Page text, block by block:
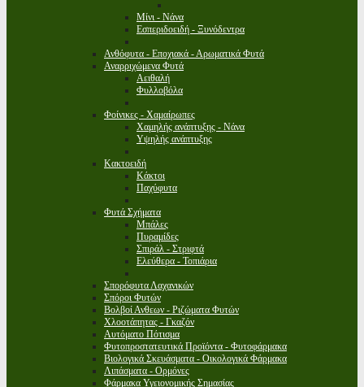
Μίνι - Νάνα
Εσπεριδοειδή - Ξυνόδεντρα
Ανθόφυτα - Εποχιακά - Αρωματικά Φυτά
Αναρριχώμενα Φυτά
Αειθαλή
Φυλλοβόλα
Φοίνικες - Χαμαίρωπες
Χαμηλής ανάπτυξης - Νάνα
Υψηλής ανάπτυξης
Κακτοειδή
Κάκτοι
Παχύφυτα
Φυτά Σχήματα
Μπάλες
Πυραμίδες
Σπιράλ - Στριφτά
Ελεύθερα - Τοπιάρια
Σπορόφυτα Λαχανικών
Σπόροι Φυτών
Βολβοί Ανθεων - Ριζώματα Φυτών
Χλοοτάπητας - Γκαζόν
Αυτόματο Πότισμα
Φυτοπροστατευτικά Προϊόντα - Φυτοφάρμακα
Βιολογικά Σκευάσματα - Οικολογικά Φάρμακα
Λιπάσματα - Ορμόνες
Φάρμακα Υγειονομικής Σημασίας